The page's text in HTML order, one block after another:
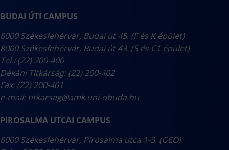
BUDAI ÚTI CAMPUS
8000 Székesfehérvár, Budai út 45. (F és K épület)
8000 Székesfehérvár, Budai út 43. (S és C1 épület)
Tel.: (22) 200-400
Dékáni Titkárság: (22) 200-402
Fax: (22) 200-401
e-mail: titkarsag@amk.uni-obuda.hu
PIROSALMA UTCAI CAMPUS
8000 Székesfehérvár, Pirosalma utca 1-3. (GEO)